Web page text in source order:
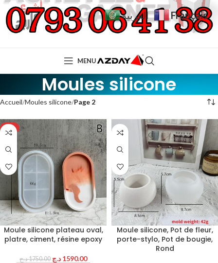
MENU
Moules silicone
Accueil Moules silicone Page 2
-9%
Moule silicone plateau oval,
platre, ciment, résine epoxy
1750.00د.ج 1590.00 د.ج
Moule silicone, Pot de fleur,
porte-stylo, Pot de bougie,
Rond
العربية Français